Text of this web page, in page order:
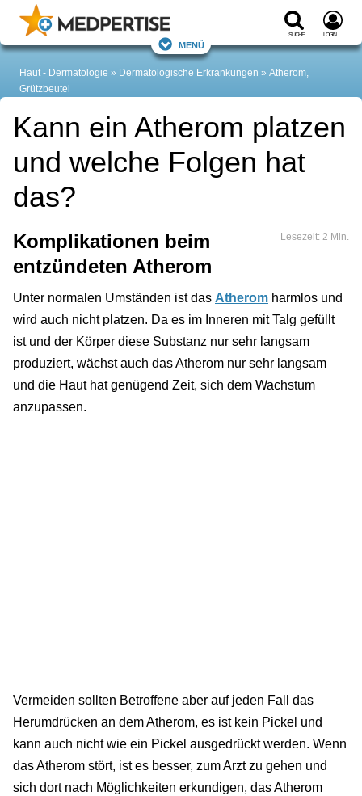
Suche Login
Menü
Haut - Dermatologie Dermatologische Erkrankungen
Atherom,
Grützbeutel
Kann ein Atherom platzen
und welche Folgen hat
das?
Lesezeit: 2 Min.
Komplikationen beim
entzündeten Atherom
Unter normalen Umständen ist das Atherom harmlos und
wird auch nicht platzen. Da es im Inneren mit Talg gefüllt
ist und der Körper diese Substanz nur sehr langsam
produziert, wächst auch das Atherom nur sehr langsam
und die Haut hat genügend Zeit, sich dem Wachstum
anzupassen.
Vermeiden sollten Betroffene aber auf jeden Fall das
Herumdrücken an dem Atherom, es ist kein Pickel und
kann auch nicht wie ein Pickel ausgedrückt werden. Wenn
das Atherom stört, ist es besser, zum Arzt zu gehen und
sich dort nach Möglichkeiten erkundigen, das Atherom